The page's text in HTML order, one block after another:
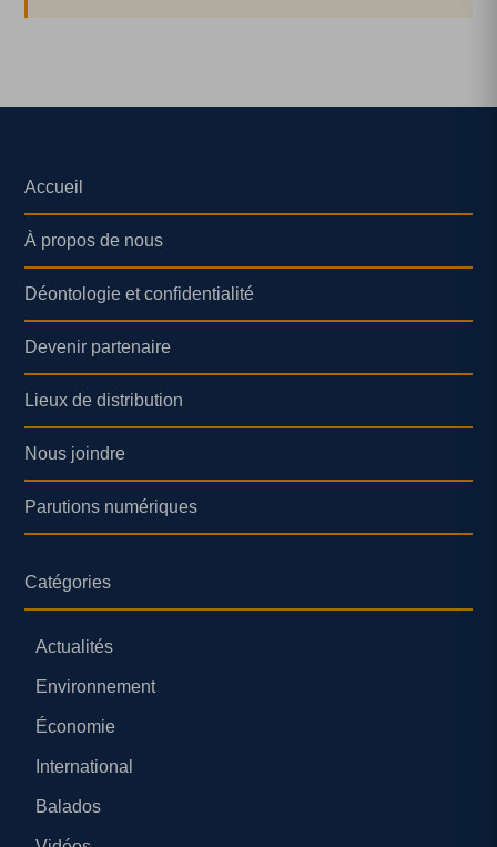
Accueil
À propos de nous
Déontologie et confidentialité
Devenir partenaire
Lieux de distribution
Nous joindre
Parutions numériques
Catégories
Actualités
Environnement
Économie
International
Balados